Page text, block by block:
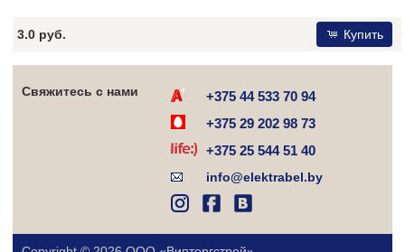
3.0 руб. Купить
Свяжитесь с нами
+375 44 533 70 94
+375 29 202 98 73
+375 25 544 51 40
info@elektrabel.by